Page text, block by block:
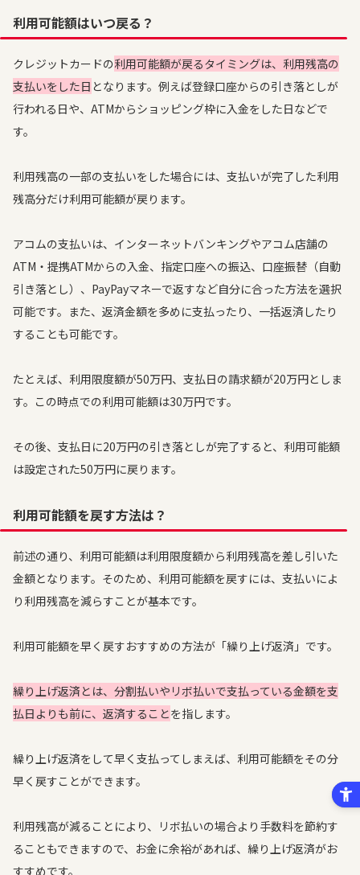
利用可能額はいつ戻る？
クレジットカードの利用可能額が戻るタイミングは、利用残高の
支払いをした日 となります。例えば登録口座からの引き落としが
行われる日や、ATMからショッピング枠に入金をした日などで
す。
利用残高の一部の支払いをした場合には、支払いが完了した利用
残高分だけ利用可能額が戻ります。
アコムの支払いは、インターネットバンキングやアコム店舗の
ATM・提携ATMからの入金、指定口座への振込、口座振替（自動
引き落とし）、PayPayマネーで返すなど自分に合った方法を選択
可能です。また、返済金額を多めに支払ったり、一括返済したり
することも可能です。
たとえば、利用限度額が50万円、支払日の請求額が20万円としま
す。この時点での利用可能額は30万円です。
その後、支払日に20万円の引き落としが完了すると、利用可能額
は設定された50万円に戻ります。
利用可能額を戻す方法は？
前述の通り、利用可能額は利用限度額から利用残高を差し引いた
金額となります。そのため、利用可能額を戻すには、支払いによ
り利用残高を減らすことが基本です。
利用可能額を早く戻すおすすめの方法が「繰り上げ返済」です。
繰り上げ返済とは、分割払いやリボ払いで支払っている金額を支
払日よりも前に、返済することを指します。
繰り上げ返済をして早く支払ってしまえば、利用可能額をその分
早く戻すことができます。
利用残高が減ることにより、リボ払いの場合より手数料を節約す
ることもできますので、お金に余裕があれば、繰り上げ返済がお
すすめです。